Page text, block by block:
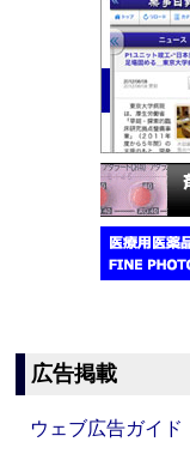
広告掲載
ウェブ広告ガイド